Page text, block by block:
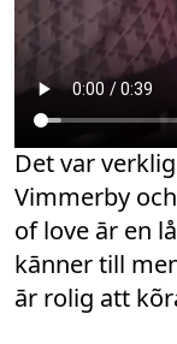
Det var
Vimmerby
of love ār en
kānner till
ār rolig att